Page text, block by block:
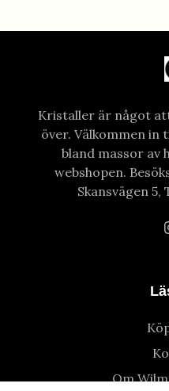
Kristaller är något
över. Välkommen
bland massor av
webshopen.
Skansvägen
Om